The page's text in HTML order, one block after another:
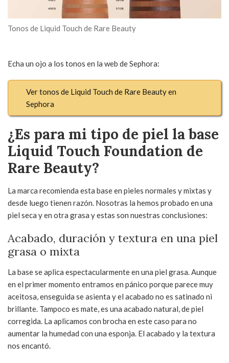
Tonos de Liquid Touch de Rare Beauty
Echa un ojo a los tonos en la web de Sephora:
Ver tonos de Liquid Touch de Rare Beauty en
Sephora
¿Es para mi tipo de piel la base
Liquid Touch Foundation de
Rare Beauty?
La marca recomienda esta base en pieles normales y mixtas y
desde luego tienen razón. Nosotras la hemos probado en una
piel seca y en otra grasa y estas son nuestras conclusiones:
Acabado, duración y textura en una piel
grasa o mixta
La base se aplica espectacularmente en una piel grasa. Aunque
en el primer momento entramos en pánico porque parece muy
aceitosa, enseguida se asienta y el acabado no es satinado ni
brillante. Tampoco es mate, es una acabado natural, de piel
corregida. La aplicamos con brocha en este caso para no
aumentar la humedad con una esponja. El acabado y la textura
nos encantó.